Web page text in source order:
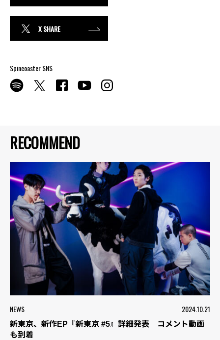
RECOMMEND
NEWS 2024.10.21
新東京、新作EP『新東京 #5』詳細発表 コメント動画
も到着
X SHARE
Spincoaster SNS